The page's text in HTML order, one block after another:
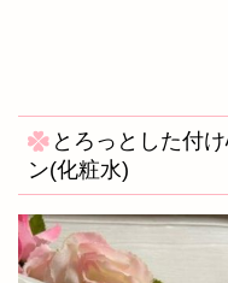
とろっとした付
ン(化粧水)